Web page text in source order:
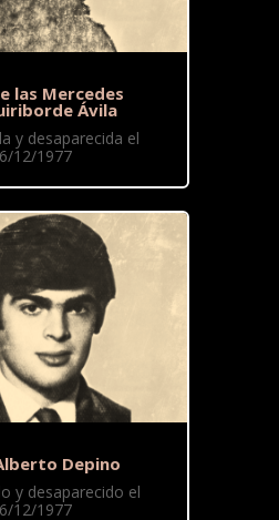
las Mercedes
Ávila
y desaparecida el
12/1977
Depino
y desaparecido el
12/1977